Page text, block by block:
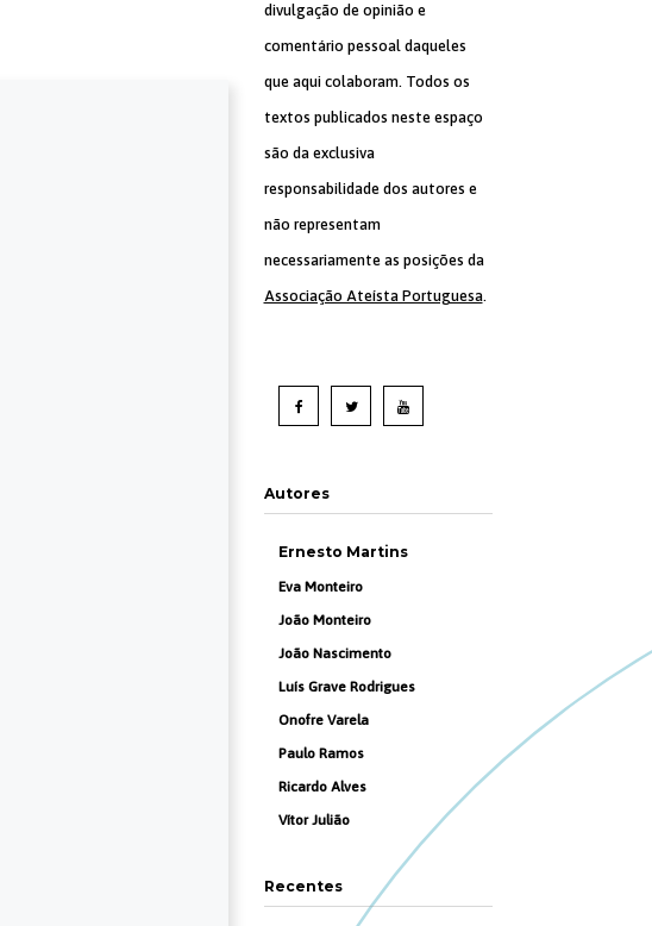
divulgação de opinião e
comentário pessoal daqueles
que aqui colaboram. Todos os
textos publicados neste espaço
são da exclusiva
responsabilidade dos autores e
não representam
necessariamente as posições da
Associação Ateísta Portuguesa.
Autores
Ernesto Martins
Eva Monteiro
João Monteiro
João Nascimento
Luís Grave Rodrigues
Onofre Varela
Paulo Ramos
Ricardo Alves
Vítor Julião
Recentes